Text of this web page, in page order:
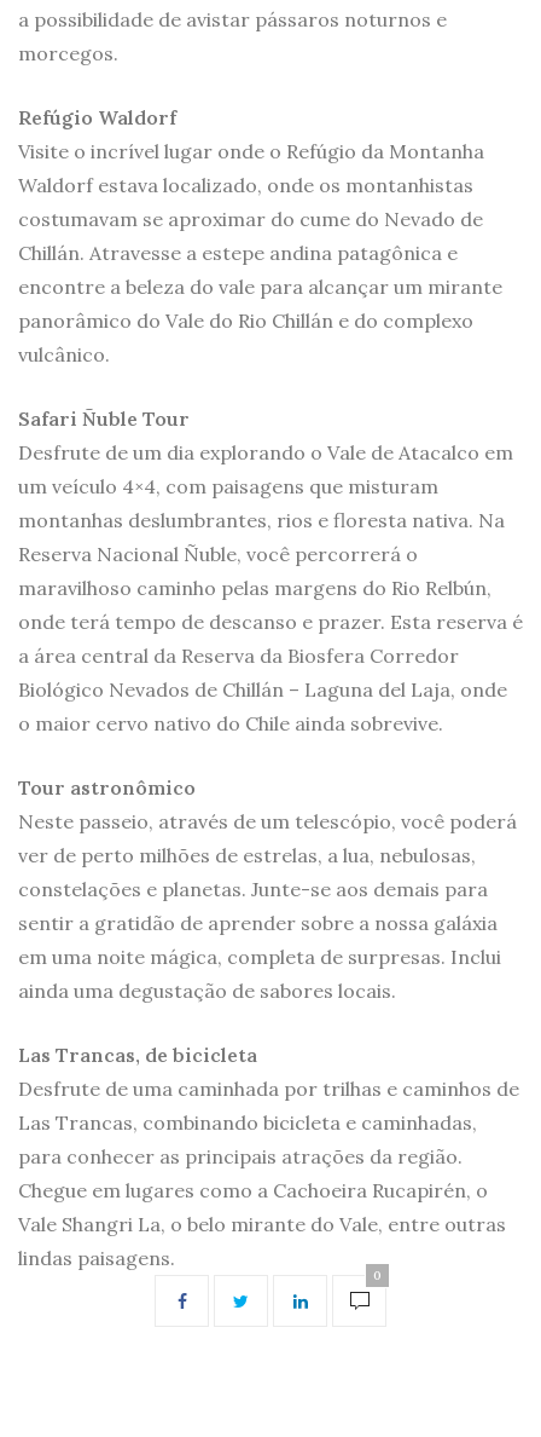
a possibilidade de avistar pássaros noturnos e
morcegos.
Refúgio Waldorf
Visite o incrível lugar onde o Refúgio da Montanha
Waldorf estava localizado, onde os montanhistas
costumavam se aproximar do cume do Nevado de
Chillán. Atravesse a estepe andina patagônica e
encontre a beleza do vale para alcançar um mirante
panorâmico do Vale do Rio Chillán e do complexo
vulcânico.
Safari Ñuble Tour
Desfrute de um dia explorando o Vale de Atacalco em
um veículo 4×4, com paisagens que misturam
montanhas deslumbrantes, rios e floresta nativa. Na
Reserva Nacional Ñuble, você percorrerá o
maravilhoso caminho pelas margens do Rio Relbún,
onde terá tempo de descanso e prazer. Esta reserva é
a área central da Reserva da Biosfera Corredor
Biológico Nevados de Chillán – Laguna del Laja, onde
o maior cervo nativo do Chile ainda sobrevive.
Tour astronômico
Neste passeio, através de um telescópio, você poderá
ver de perto milhões de estrelas, a lua, nebulosas,
constelações e planetas. Junte-se aos demais para
sentir a gratidão de aprender sobre a nossa galáxia
em uma noite mágica, completa de surpresas. Inclui
ainda uma degustação de sabores locais.
Las Trancas, de bicicleta
Desfrute de uma caminhada por trilhas e caminhos de
Las Trancas, combinando bicicleta e caminhadas,
para conhecer as principais atrações da região.
Chegue em lugares como a Cachoeira Rucapirén, o
Vale Shangri La, o belo mirante do Vale, entre outras
lindas paisagens.
0